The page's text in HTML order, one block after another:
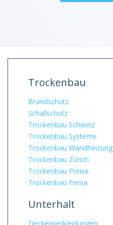
Trockenbau
Brandschutz
Schallschutz
Trockenbau Schweiz
Trockenbau Systeme
Trockenbau Wandheizung
Trockenbau Zürich
Trockenbau Preise
Trockenbau Firma
Unterhalt